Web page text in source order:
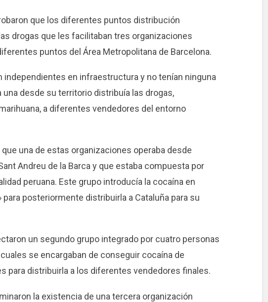
que los diferentes puntos distribución
drogas que les facilitaban tres organizaciones
puntos del Área Metropolitana de Barcelona.
independientes en infraestructura y no tenían ninguna
una desde su territorio distribuía las drogas,
a diferentes vendedores del entorno
una de estas organizaciones operaba desde
Andreu de la Barca y que estaba compuesta por
peruana. Este grupo introducía la cocaína en
para posteriormente distribuirla a Cataluña para su
un segundo grupo integrado por cuatro personas
se encargaban de conseguir cocaína de
para distribuirla a los diferentes vendedores finales.
la existencia de una tercera organización